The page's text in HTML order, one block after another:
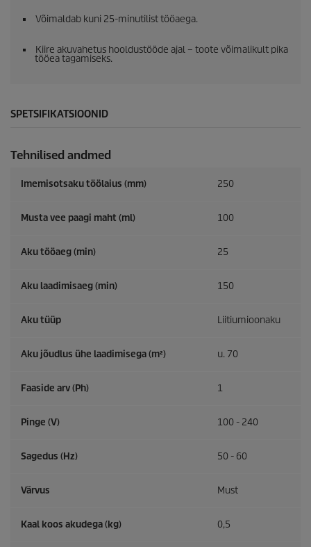
Võimaldab kuni 25-minutilist tööaega.
Kiire akuvahetus hooldustööde ajal – toote võimalikult pika
tööea tagamiseks.
SPETSIFIKATSIOONID
Tehnilised andmed
Imemisotsaku töölaius (mm) 250
Musta vee paagi maht (ml) 100
Aku tööaeg (min) 25
Aku laadimisaeg (min) 150
Aku tüüp Liitiumioonaku
Aku jõudlus ühe laadimisega (m²) u. 70
Faaside arv (Ph) 1
Pinge (V) 100 - 240
Sagedus (Hz) 50 - 60
Värvus Must
Kaal koos akudega (kg) 0,5